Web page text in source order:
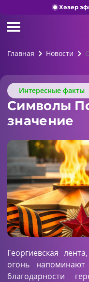
Хәзер
Главная Новости
Интересные факты
Символы
значение
Георгиевская
огонь
благодарности